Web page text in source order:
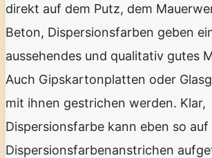
direkt auf dem Putz, dem
Beton, Dispersionsfarben geben
aussehendes und qualitativ gutes
Auch Gipskartonplatten oder
mit ihnen gestrichen werden. Klar,
Dispersionsfarbe kann eben so auf
Dispersionsfarbenanstrichen